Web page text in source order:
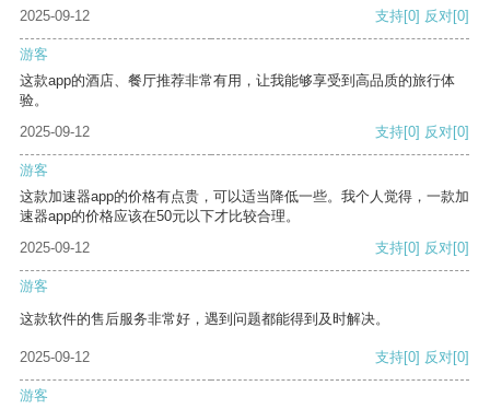
2025-09-12 支持[0] 反对[0]
游客
这款app的酒店、餐厅推荐非常有用，让我能够享受到高品质的旅行体
验。
2025-09-12
支持[0] 反对[0]
游客
这款加速器app的价格有点贵，可以适当降低一些。我个人觉得，一款加
速器app的价格应该在50元以下才比较合理。
2025-09-12
支持[0] 反对[0]
游客
这款软件的售后服务非常好，遇到问题都能得到及时解决。
2025-09-12 支持[0] 反对[0]
游客